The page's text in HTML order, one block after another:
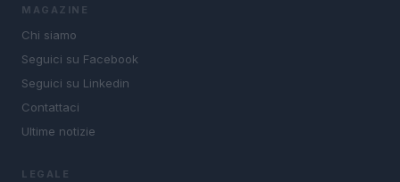
MAGAZINE
Chi siamo
Seguici su Facebook
Seguici su Linkedin
Contattaci
Ultime notizie
LEGALE